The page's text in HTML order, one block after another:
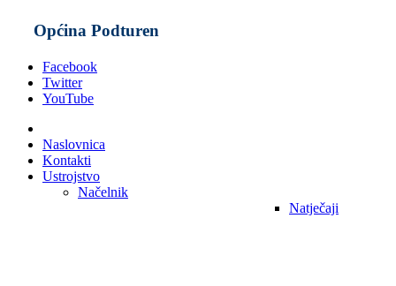
Općina Podturen
Facebook
Twitter
YouTube
Naslovnica
Kontakti
Ustrojstvo
Načelnik
Natječaji